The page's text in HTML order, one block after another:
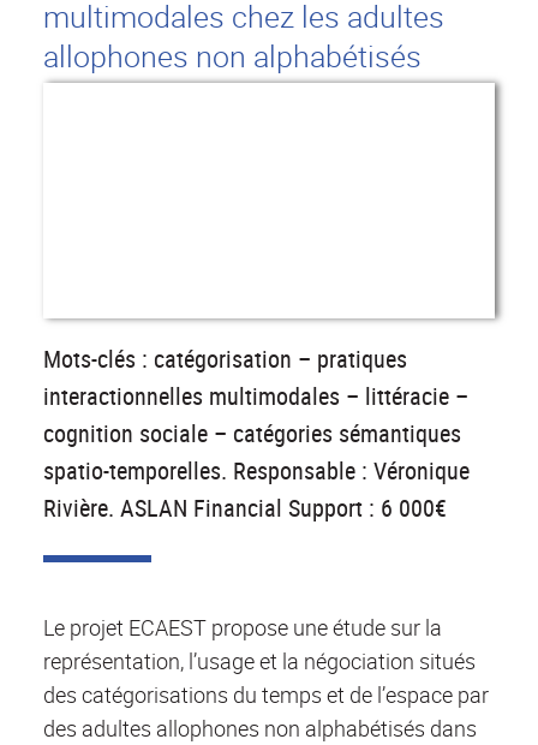
multimodales chez les adultes
allophones non alphabétisés
Mots-clés : catégorisation – pratiques
interactionnelles multimodales – littéracie –
cognition sociale – catégories sémantiques
spatio-temporelles. Responsable : Véronique
Rivière. ASLAN Financial Support : 6 000€
Le projet ECAEST propose une étude sur la
représentation, l’usage et la négociation situés
des catégorisations du temps et de l’espace par
des adultes allophones non alphabétisés dans